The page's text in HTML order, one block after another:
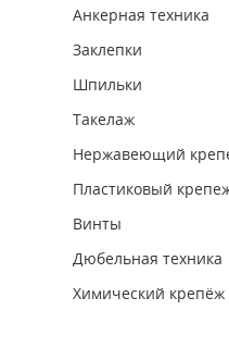
Анкерная техника
Заклепки
Шпильки
Такелаж
Нержавеющий
Пластиковый
Винты
Дюбельная техника
Химический крепёж